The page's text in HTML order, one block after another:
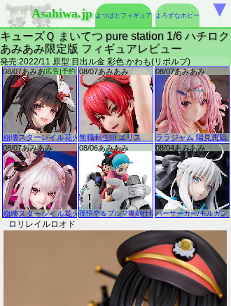
Asahiwa.jp よつばとフィギュア よろずなホビー
キューズＱ まいてつ pure station 1/6 ハチロク
あみあみ限定版 フィギュアレビュー
発売:2022/11 原型:目出ル金 彩色:かわも(リボルブ)
ロリレイルロオド
▼